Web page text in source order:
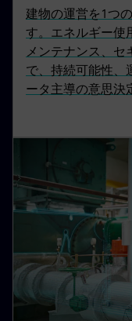
建物の運営を1つ
す。エネルギー使
メンテナンス、セ
で、持続可能性、
ータ主導の意思決